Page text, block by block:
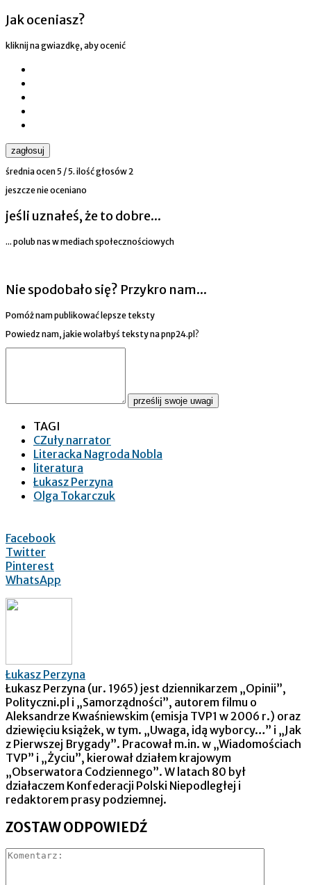
Jak oceniasz?
kliknij na gwiazdkę, aby ocenić
zagłosuj
średnia ocen 5 / 5. ilość głosów2
jeszcze nie oceniano
jeśli uznałeś, że to dobre...
... polub nas w mediach społecznościowych
Nie spodobało się? Przykro nam...
Pomóż nam publikować lepsze teksty
Powiedz nam, jakie wolałbyś teksty na pnp24.pl?
prześlij swoje uwagi
TAGI
CZuły narrator
Literacka Nagroda Nobla
literatura
Łukasz Perzyna
Olga Tokarczuk
Facebook
Twitter
Pinterest
WhatsApp
Łukasz Perzyna
Łukasz Perzyna (ur. 1965) jest dziennikarzem „Opinii”,
Polityczni.pl i „Samorządności”, autorem filmu o
Aleksandrze Kwaśniewskim (emisja TVP1 w 2006 r.) oraz
dziewięciu książek, w tym. „Uwaga, idą wyborcy…” i „Jak
z Pierwszej Brygady”. Pracował m.in. w „Wiadomościach
TVP” i „Życiu”, kierował działem krajowym
„Obserwatora Codziennego”. W latach 80 był
działaczem Konfederacji Polski Niepodległej i
redaktorem prasy podziemnej.
ZOSTAW ODPOWIEDŹ